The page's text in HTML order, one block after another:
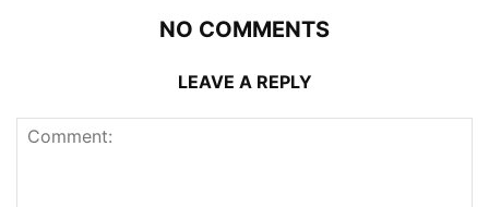
NO COMMENTS
LEAVE A REPLY